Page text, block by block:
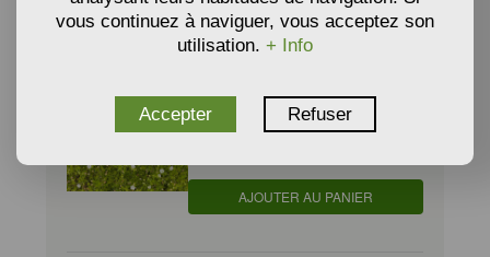
AJOUTER AU PANIER
vous continuez à naviguer, vous acceptez son
utilisation. + Info
Accepter Refuser